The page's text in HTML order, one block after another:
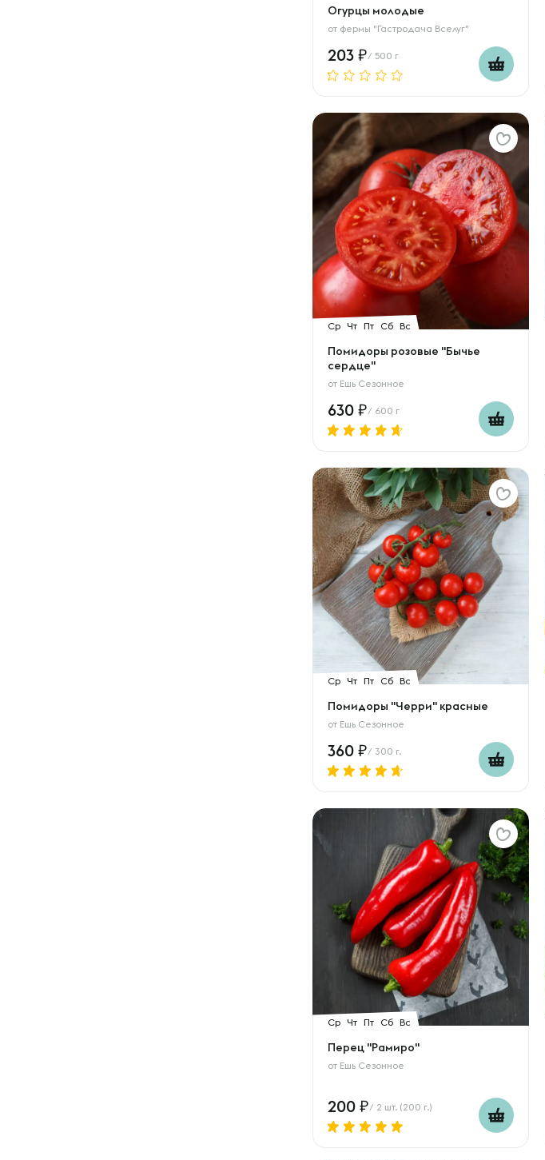
Огурцы молодые
от фермы "Гастродача Вселуг"
203 / 500 г
Ср Чт Пт Сб Вс
Помидоры розовые "Бычье
сердце"
от Ешь Сезонное
630 / 600 г
Ср Чт Пт Сб Вс
Помидоры "Черри" красные
от Ешь Сезонное
360 / 300 г.
Ср Чт Пт Сб Вс
Перец "Рамиро"
от Ешь Сезонное
200 / 2 шт. (200 г.)